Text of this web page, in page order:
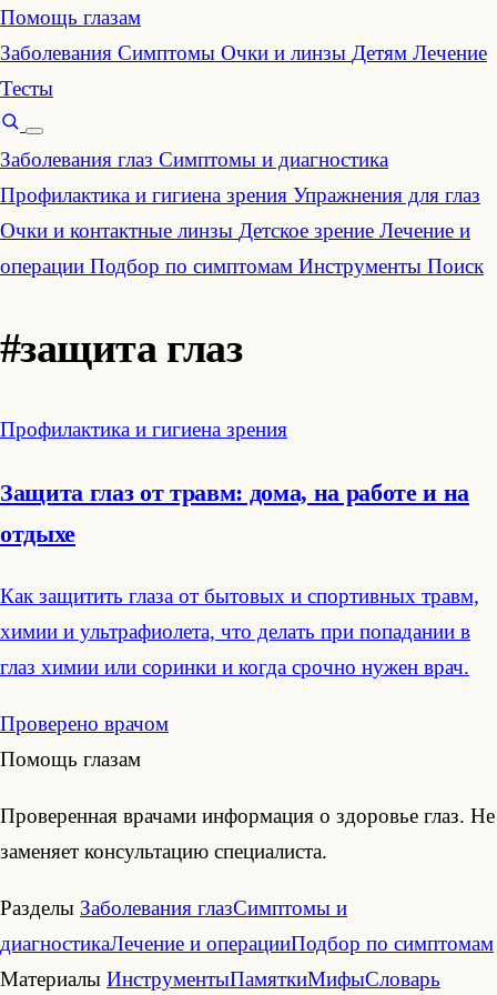
Помощь глазам
Заболевания Симптомы Очки и линзы Детям Лечение
Тесты
Заболевания глаз Симптомы и диагностика
Профилактика и гигиена зрения Упражнения для глаз
Очки и контактные линзы Детское зрение Лечение и
операции Подбор по симптомам Инструменты Поиск
#защита глаз
Профилактика и гигиена зрения
Защита глаз от травм: дома, на работе и на
отдыхе
Как защитить глаза от бытовых и спортивных травм,
химии и ультрафиолета, что делать при попадании в
глаз химии или соринки и когда срочно нужен врач.
Проверено врачом
Помощь глазам
Проверенная врачами информация о здоровье глаз. Не
заменяет консультацию специалиста.
Разделы Заболевания глазСимптомы и
диагностикаЛечение и операцииПодбор по симптомам
Материалы ИнструментыПамяткиМифыСловарь